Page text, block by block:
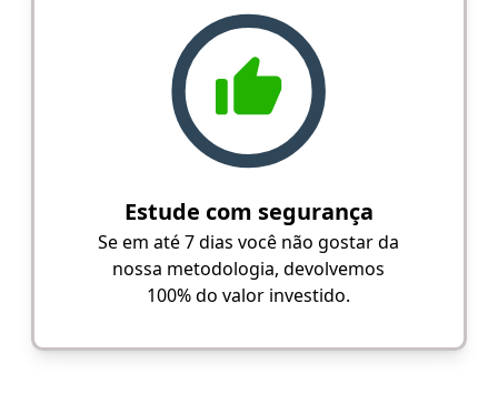
Estude com segurança
Se em até 7 dias você não gostar da
nossa metodologia, devolvemos
100% do valor investido.